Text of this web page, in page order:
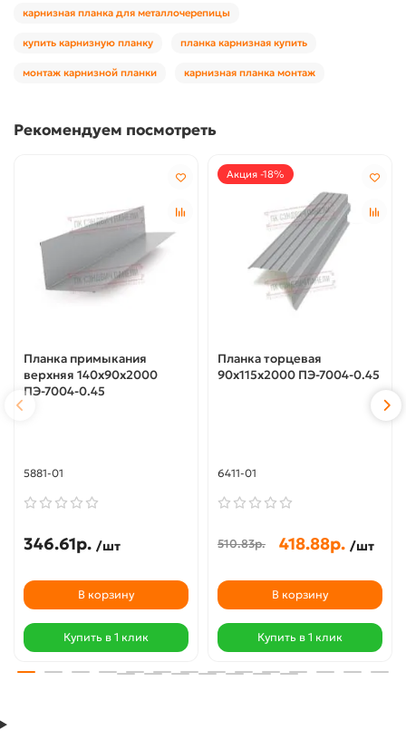
карнизная планка для металлочерепицы
купить карнизную планку планка карнизная купить
монтаж карнизной планки карнизная планка монтаж
Рекомендуем посмотреть
Планка примыкания
верхняя 140х90х2000
ПЭ-7004-0.45
5881-01
346.61р. /шт
В корзину
Купить в 1 клик
Акция -18%
Планка торцевая
90х115х2000 ПЭ-7004-0.45
6411-01
510.83р. 418.88р. /шт
В корзину
Купить в 1 клик